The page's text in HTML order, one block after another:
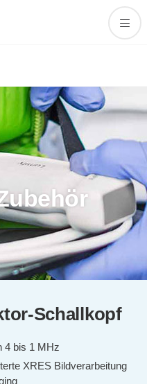
4 bis 1 MHz
XRES Bildverarbeitung